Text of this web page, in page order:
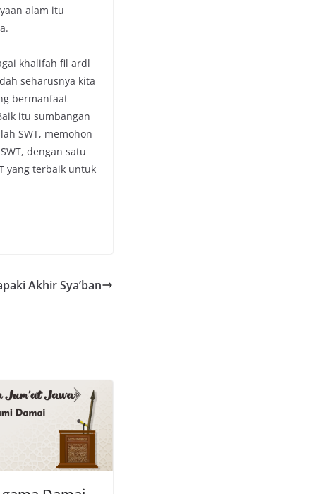
alam itu
khalifah fil ardl
seharusnya kita
bermanfaat
itu sumbangan
SWT, memohon
dengan satu
yang terbaik untuk
Akhir Sya’ban